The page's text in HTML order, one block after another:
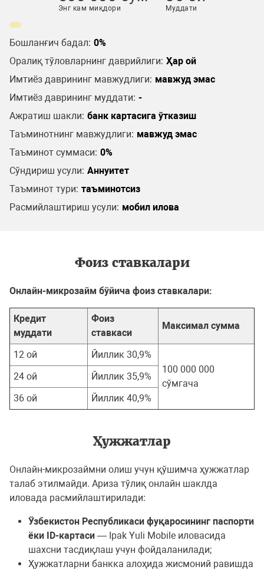
Энг кам миқдори Муддати
Бошланғич бадал: 0%
Оралиқ тўловларнинг даврийлиги: Ҳар ой
Имтиёз даврининг мавжудлиги: мавжуд эмас
Имтиёз даврининг муддати: -
Ажратиш шакли: банк картасига ўтказиш
Таъминотнинг мавжудлиги: мавжуд эмас
Таъминот суммаси: 0%
Сўндириш усули: Аннуитет
Таъминот тури: таъминотсиз
Расмийлаштириш усули: мобил илова
Фоиз ставкалари
Онлайн-микрозайм бўйича фоиз ставкалари:
Кредит
муддати
Фоиз
ставкаси
Максимал сумма
12 ой
Йиллик 30,9%
100 000 000
сўмгача
24 ой
Йиллик 35,9%
36 ой
Йиллик 40,9%
Ҳужжатлар
Онлайн-микрозаймни олиш учун қўшимча ҳужжатлар
талаб этилмайди. Ариза тўлиқ онлайн шаклда
иловада расмийлаштирилади:
Ўзбекистон Республикаси фуқаросининг паспорти
ёки ID-картаси — Ipak Yuli Mobile иловасида
шахсни тасдиқлаш учун фойдаланилади;
Ҳужжатларни банкка алоҳида жисмоний равишда